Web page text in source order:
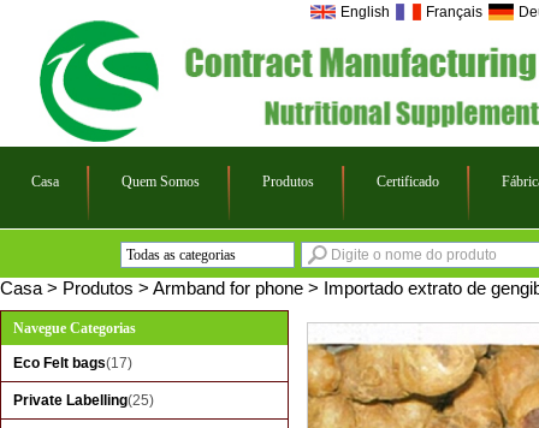
English Français
Casa Quem Somos Produtos Certificado
Todas as categorias
Eco Felt bags
Private Labelling
ipad mini case
Armband for phone
Casa > Produtos > Armband for phone > Importado extrato de
Navegue Categorias
Eco Felt bags(17)
Private Labelling(25)